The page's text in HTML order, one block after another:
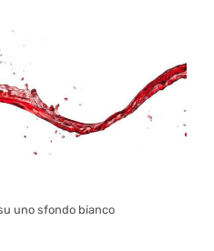
uno sfondo bianco